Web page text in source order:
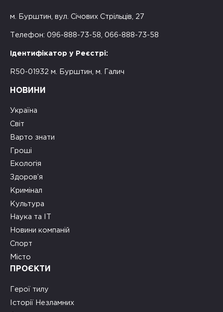
м. Бурштин, вул. Січових Стрільців, 27
Телефон: 096-888-73-58, 066-888-73-58
Ідентифікатор у Реєстрі:
R50-01932 м. Бурштин, м. Галич
НОВИНИ
Україна
Світ
Варто знати
Гроші
Екологія
Здоров’я
Кримінал
Культура
Наука та ІТ
Новини компаній
Спорт
Місто
ПРОЄКТИ
Герої тилу
Історії Незламних